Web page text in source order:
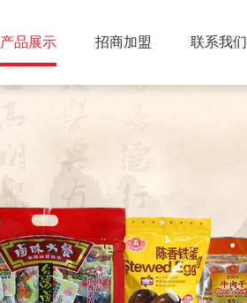
产品展示 招商加盟 联系我们